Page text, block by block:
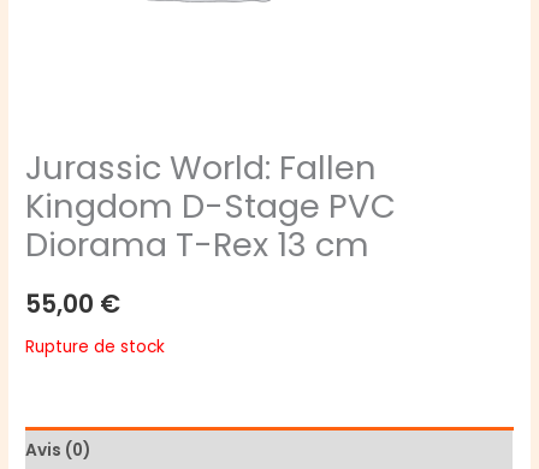
Jurassic World: Fallen
Kingdom D-Stage PVC
Diorama T-Rex 13 cm
55,00 €
Rupture de stock
Avis (0)